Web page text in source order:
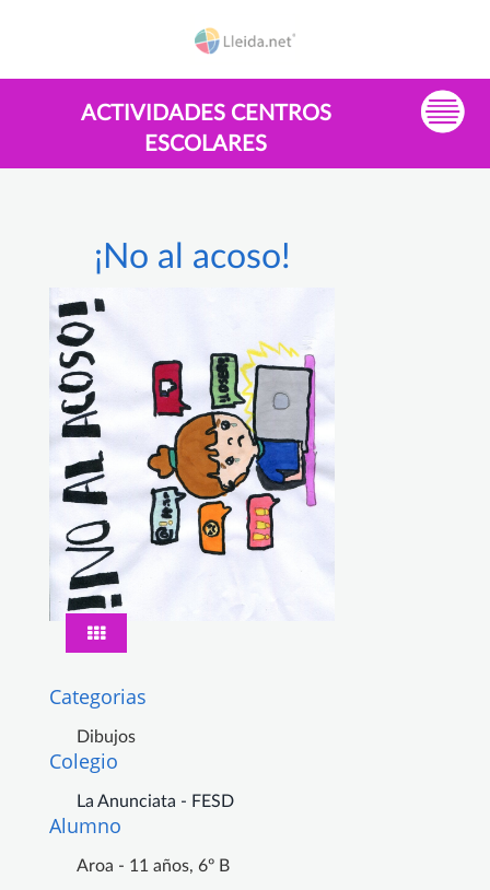
ACTIVIDADES CENTROS
ESCOLARES
¡No al acoso!
Categorias
Dibujos
Colegio
La Anunciata - FESD
Alumno
Aroa - 11 años, 6º B